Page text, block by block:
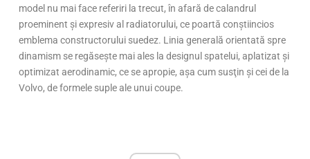
model nu mai face referiri la trecut, în afară de calandrul
proeminent şi expresiv al radiatorului, ce poartă conştiincios
emblema constructorului suedez. Linia generală orientată spre
dinamism se regăseşte mai ales la designul spatelui, aplatizat şi
optimizat aerodinamic, ce se apropie, aşa cum susţin şi cei de la
Volvo, de formele suple ale unui coupe.